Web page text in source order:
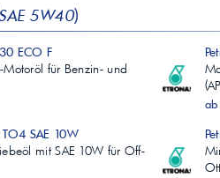
5W40)
ECO F
für Benzin- und
TO4 SAE 10W
mit SAE 10W für Off-